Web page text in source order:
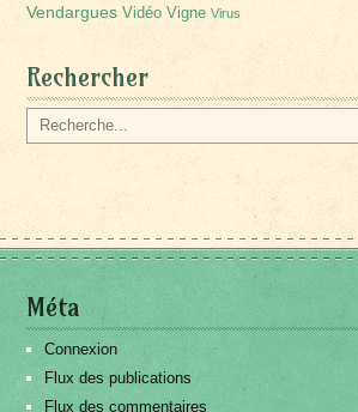
Vendargues Vidéo Vigne Virus
Rechercher
Méta
Connexion
Flux des publications
Flux des commentaires